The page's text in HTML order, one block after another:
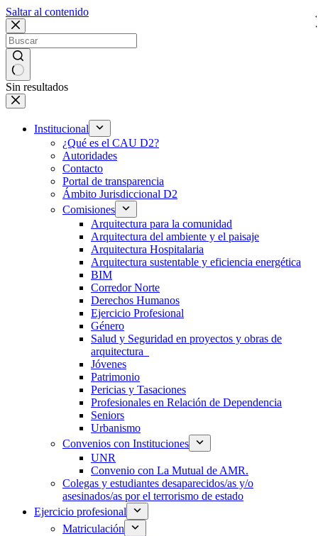
Saltar al contenido
Sin resultados
Institucional
¿Qué es el CAU D2?
Autoridades
Contacto
Portal de transparencia
Ámbito Jurisdiccional D2
Comisiones
Arquitectura para la comunidad
Arquitectura del ambiente y el paisaje
Arquitectura Hospitalaria
Arquitectura sustentable y eficiencia energética
BIM
Corredor Norte
Derechos Humanos
Ejercicio Profesional
Género
Salud y Seguridad en proyectos y obras de
arquitectura
Jóvenes
Patrimonio
Pericias y Tasaciones
Profesionales en Relación de Dependencia
Seniors
Urbanismo
Convenios con Instituciones
UNR
Convenio con La Mutual de AMR.
Colegas y estudiantes desaparecidos/as y/o
asesinados/as por el terrorismo de estado
Ejercicio profesional
Matriculación